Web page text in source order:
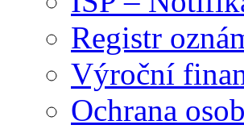
Registr
Výroční
Ochrana